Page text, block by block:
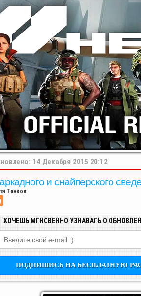
14 Декабря 2015 20:12
и снайперского
Танков
ХОЧЕШЬ МГНОВЕННО УЗНАВАТЬ О